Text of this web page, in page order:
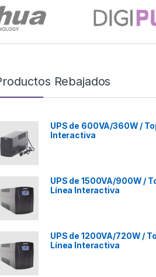
Rebajados
UPS de 600VA/360W /
Interactiva
UPS de 1500VA/900W /
Línea Interactiva
UPS de 1200VA/720W /
Línea Interactiva